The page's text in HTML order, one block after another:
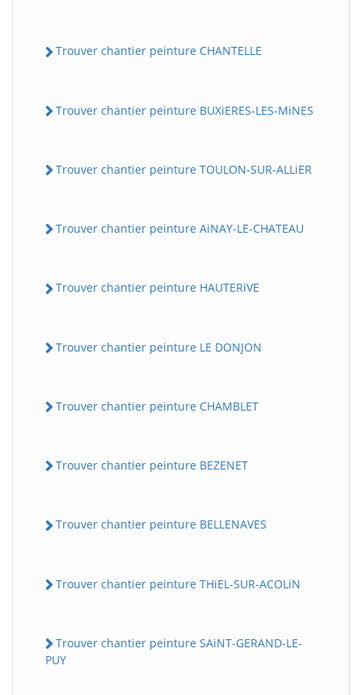
Trouver chantier peinture CHANTELLE
Trouver chantier peinture BUXiERES-LES-MiNES
Trouver chantier peinture TOULON-SUR-ALLiER
Trouver chantier peinture AiNAY-LE-CHATEAU
Trouver chantier peinture HAUTERiVE
Trouver chantier peinture LE DONJON
Trouver chantier peinture CHAMBLET
Trouver chantier peinture BEZENET
Trouver chantier peinture BELLENAVES
Trouver chantier peinture THiEL-SUR-ACOLiN
Trouver chantier peinture SAiNT-GERAND-LE-
PUY